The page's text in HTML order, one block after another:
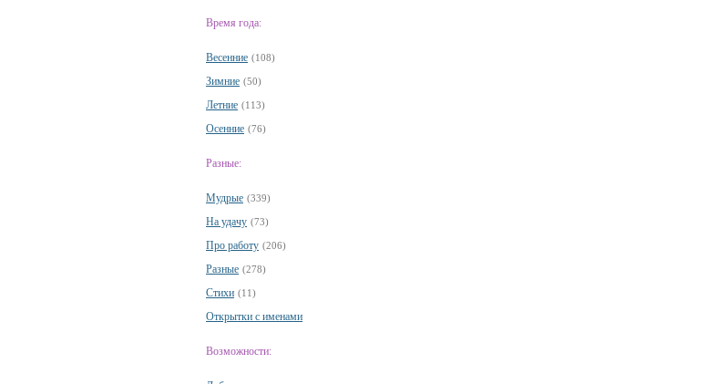
Время года:
Весенние (108)
Зимние (50)
Летние (113)
Осенние (76)
Разные:
Мудрые (339)
На удачу (73)
Про работу (206)
Разные (278)
Стихи (11)
Открытки с именами
Возможности: